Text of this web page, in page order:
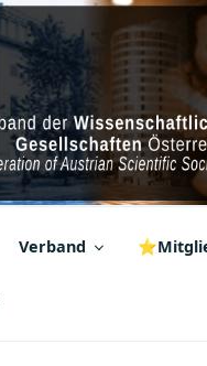
of Austrian
Verband